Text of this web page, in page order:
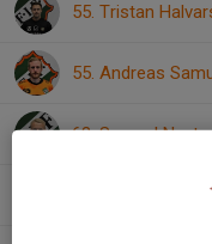
55. Tristan
55. Andreas
63. Samuel